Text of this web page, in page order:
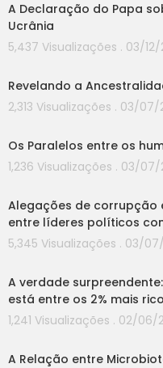
A Declaração do Papa
Ucrânia
5,437 Visualizações . 03/
Revelando a
2,313 Visualizações . 03/07/
Os Paralelos entre os
1,236 Visualizações . 03/
Alegações de corrupção
entre líderes políticos
5,345 Visualizações . 03/
A verdade
está entre os 2% mais
1,241 Visualizações . 02/06/
A Relação entre